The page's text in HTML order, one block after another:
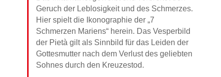
Geruch der Leblosigkeit und des Schmerzes.
Hier spielt die Ikonographie der „7
Schmerzen Mariens“ herein. Das Vesperbild
der Pietà gilt als Sinnbild für das Leiden der
Gottesmutter nach dem Verlust des geliebten
Sohnes durch den Kreuzestod.